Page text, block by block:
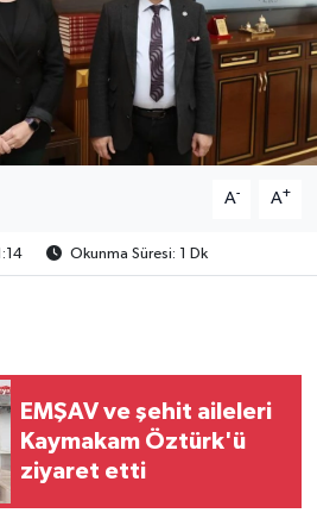
A- A+
Okunma Süresi: 1 Dk
EMŞAV ve şehit aileleri
Kaymakam Öztürk'ü
ziyaret etti